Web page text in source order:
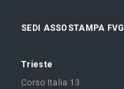
SEDI ASSOSTAMPA FVG
Trieste
Corso Italia 13